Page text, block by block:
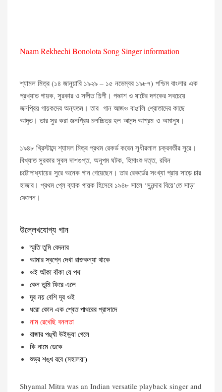
Naam Rekhechi Bonolota Song Singer information
শ্যামল মিত্র (১৪ জানুয়ারি ১৯২৯ – ১৫ নভেম্বর ১৯৮৭) পশ্চিম বাংলার এক
প্রখ্যাত গায়ক, সুরকার ও সঙ্গীত শিল্পী। পঞ্চাশ ও ষাটের দশকের সবচেয়ে
জনপ্রিয় গায়কদের অন্যতম। তার গান আজও বাঙালি শ্রোতাদের কাছে
আদৃত। তার সুর করা জনপ্রিয় চলচ্চিত্র হল আনন্দ আশ্রম ও অমানুষ।
১৯৪৮ খ্রিস্টাব্দে শ্যামল মিত্র প্রথম রেকর্ড করেন সুধীরলাল চক্রবর্তীর সুরে।
বিখ্যাত সুরকার সুবল দাশগুপ্ত, অনুপম ঘটক, হিমাংশু দত্ত, রবিন
চট্টোপাধ্যায়ের সুরে অনেক গান গেয়েছেন। তার রেকর্ডের সংখ্যা প্রায় সাড়ে চার
হাজার। প্রথম প্লে ব্যাক গায়ক হিসেবে ১৯৪৮ সালে ‘সুনন্দার বিয়ে’তে সাড়া
ফেলেন।
উল্লেখযোগ্য গান
স্মৃতি তুমি বেদনার
আমার স্বপ্নে দেখা রাজকন্যা থাকে
ওই আঁকা বাঁকা যে পথ
কেন তুমি ফিরে এলে
দূর নয় বেশি দূর ওই
ধরো কোন এক শ্বেত পাথরের প্রাসাদে
নাম রেখেছি বনলতা
রাজার পঙ্খী উইড়্যা গেলে
কি নামে ডেকে
শুভ্র শঙ্খ রবে (মহালয়া)
Shyamal Mitra was an Indian versatile playback singer and